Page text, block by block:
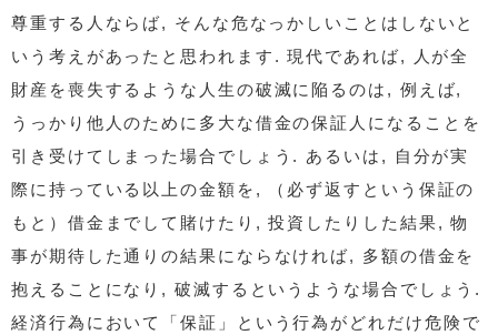
尊重する人ならば, そんな危なっかしいことはしないと
いう考えがあったと思われます. 現代であれば, 人が全
財産を喪失するような人生の破滅に陥るのは, 例えば,
うっかり他人のために多大な借金の保証人になることを
引き受けてしまった場合でしょう. あるいは, 自分が実
際に持っている以上の金額を, （必ず返すという保証の
もと）借金までして賭けたり, 投資したりした結果, 物
事が期待した通りの結果にならなければ, 多額の借金を
抱えることになり, 破滅するというような場合でしょう.
経済行為において「保証」という行為がどれだけ危険で